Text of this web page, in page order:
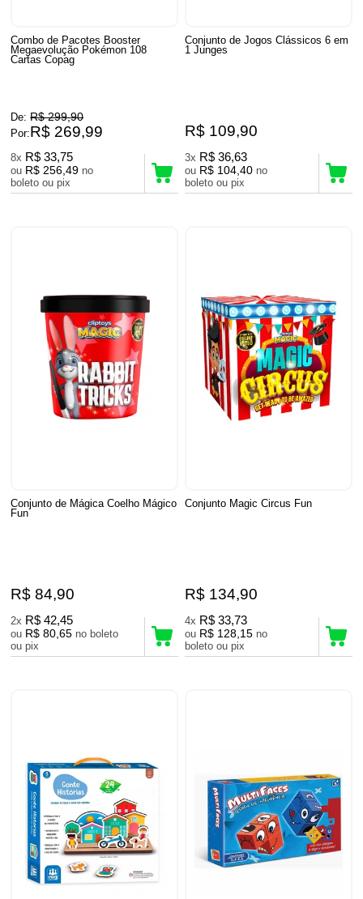
Combo de Pacotes Booster
Megaevolução Pokémon 108
Cartas Copag
De: R$ 299,90
Por:R$ 269,99
8x R$ 33,75
ou R$ 256,49 no
boleto ou pix
Conjunto de Jogos Clássicos 6 em
1 Junges
R$ 109,90
3x R$ 36,63
ou R$ 104,40 no
boleto ou pix
Conjunto de Mágica Coelho Mágico
Fun
R$ 84,90
2x R$ 42,45
ou R$ 80,65 no boleto
ou pix
Conjunto Magic Circus Fun
R$ 134,90
4x R$ 33,73
ou R$ 128,15 no
boleto ou pix